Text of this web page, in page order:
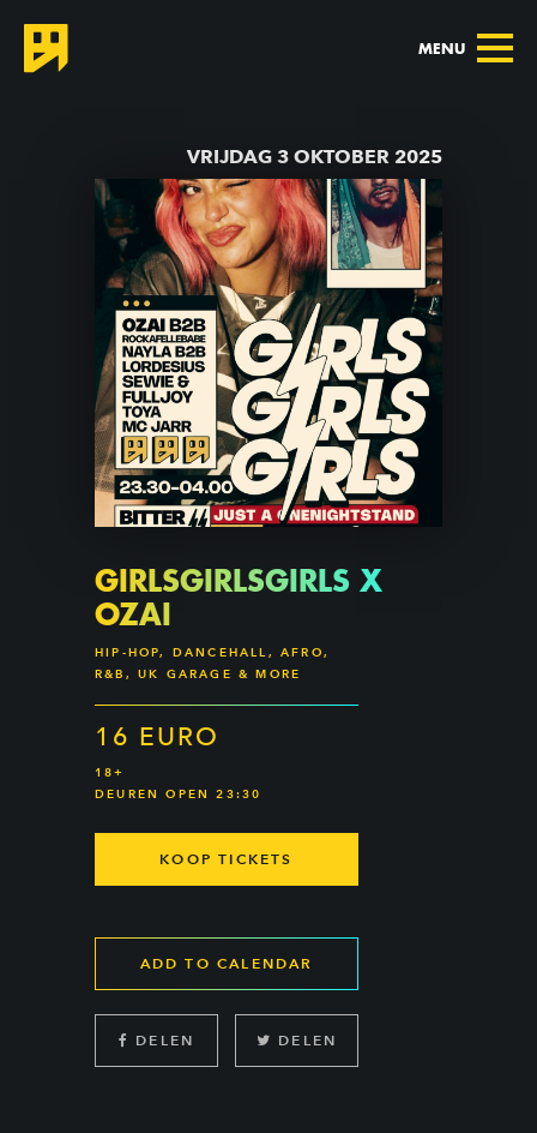
MENU
VRIJDAG 3 OKTOBER 2025
GIRLSGIRLSGIRLS X
OZAI
HIP-HOP, DANCEHALL, AFRO,
R&B, UK GARAGE & MORE
16 EURO
18+
DEUREN OPEN 23:30
KOOP TICKETS
ADD TO CALENDAR
DELEN DELEN